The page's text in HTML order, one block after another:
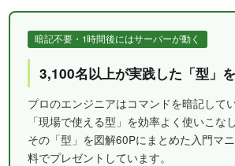
暗記不要・1時間後にはサーバーが動く
3,100名以上が実践した「型」
プロのエンジニアはコマンドを暗記してい
「現場で使える型」を効率よく使いこな
その「型」を図解60Pにまとめた入門マ
料でプレゼントしています。